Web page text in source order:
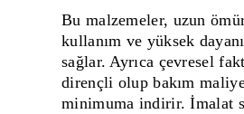
Bu malzemeler, uzun
kullanım ve yüksek
sağlar. Ayrıca çevresel
dirençli olup bakım
minimuma indirir. İmalat